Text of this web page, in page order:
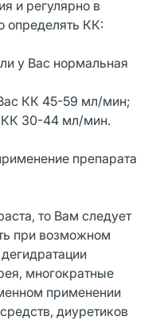
и регулярно в
КК:
у Вас нормальная
КК 45-59 мл/мин;
КК 30-44 мл/мин.
препарата
то Вам следует
при возможном
многократные
применении
диуретиков